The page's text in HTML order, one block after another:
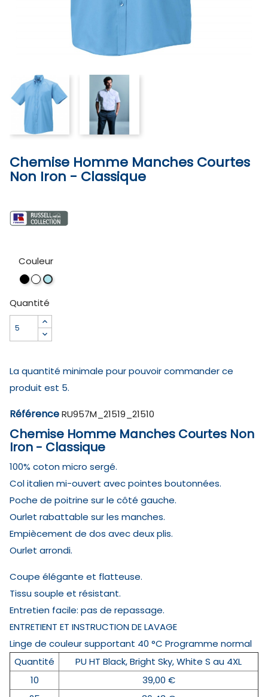
Chemise Homme Manches Courtes
Non Iron - Classique
Couleur
BlackWhiteBright
Quantité
La quantité minimale pour pouvoir commander ce
produit est 5.
RéférenceRU957M_21519_21510
Chemise Homme Manches Courtes Non
Iron - Classique
100% coton micro sergé.
Col italien mi-ouvert avec pointes boutonnées.
Poche de poitrine sur le côté gauche.
Ourlet rabattable sur les manches.
Empiècement de dos avec deux plis.
Ourlet arrondi.
Coupe élégante et flatteuse.
Tissu souple et résistant.
Entretien facile: pas de repassage.
ENTRETIENT ET INSTRUCTION DE LAVAGE
Linge de couleur supportant 40 °C Programme normal
Quantité
PU HT Black, Bright Sky, White S au 4XL
10
39,00 €